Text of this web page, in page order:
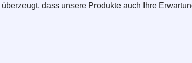
dass unsere Produkte auch Ihre